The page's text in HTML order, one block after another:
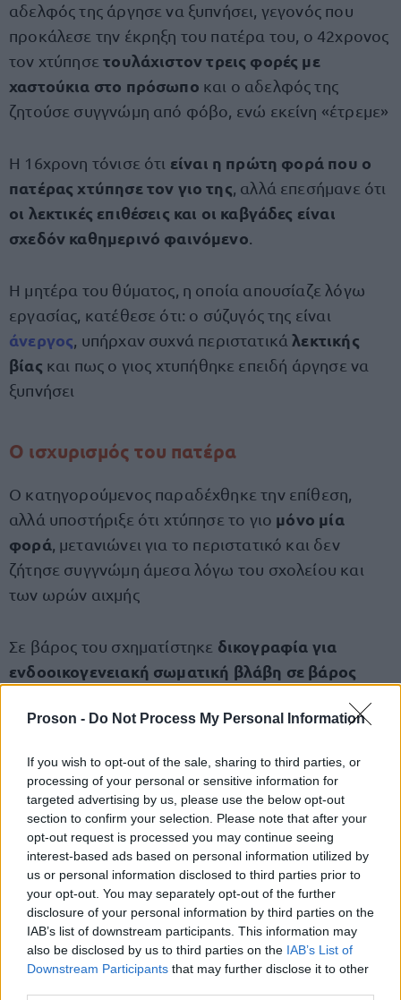
Proson - Do Not Process My Personal Information
If you wish to opt-out of the sale, sharing to third parties, or
processing of your personal or sensitive information for
targeted advertising by us, please use the below opt-out
section to confirm your selection. Please note that after your
opt-out request is processed you may continue seeing
interest-based ads based on personal information utilized by
us or personal information disclosed to third parties prior to
your opt-out. You may separately opt-out of the further
disclosure of your personal information by third parties on the
IAB’s list of downstream participants. This information may
also be disclosed by us to third parties on the IAB’s List of
Downstream Participants that may further disclose it to other
αδελφός της άργησε να ξυπνήσει, γεγονός που
προκάλεσε την έκρηξη του πατέρα του, ο 42χρονος
τον χτύπησετουλάχιστον τρεις φορές με
χαστούκια στο πρόσωπο και ο αδελφός της
ζητούσε συγγνώμη από φόβο, ενώ εκείνη «έτρεμε»
Η 16χρονη τόνισε ότι είναι η πρώτη φορά που ο
πατέρας χτύπησε τον γιο της , αλλά επεσήμανε ότι
οι λεκτικές επιθέσεις και οι καβγάδες είναι
σχεδόν καθημερινό φαινόμενο
Η μητέρα του θύματος, η οποία απουσίαζε λόγω
εργασίας, κατέθεσε ότι: ο σύζυγός της είναι
άνεργος , υπήρχαν συχνά περιστατικάλεκτικής
βίας και πως ο γιος χτυπήθηκε επειδή άργησε να
ξυπνήσει
Ο ισχυρισμός του πατέρα
Ο κατηγορούμενος παραδέχθηκε την επίθεση,
αλλά υποστήριξε ότι χτύπησε το γιο μόνο μία
φορά , μετανιώνει για το περιστατικό και δεν
ζήτησε συγγνώμη άμεσα λόγω του σχολείου και
των ωρών αιχμής
Σε βάρος του σχηματίστηκε δικογραφία για
ενδοοικογενειακή σωματική βλάβη σε βάρος
Πλημμελειοδικείο Θεσσαλονίκης
Το δικαστήριο διέκοψε για την προσκόμιση
ιατροδικαστικής έκθεσηςσχετικά με τον
τραυματισμό του 17χρονου και ο κατηγορούμενος
παραμένειυπό κράτηση μέχρι την ολοκλήρωση
της διαδικασίας
ΑΣΕΠ: Πιστοποίηση Αγγλικών σε
μόνο 2 ημέρες στα χέρια σας